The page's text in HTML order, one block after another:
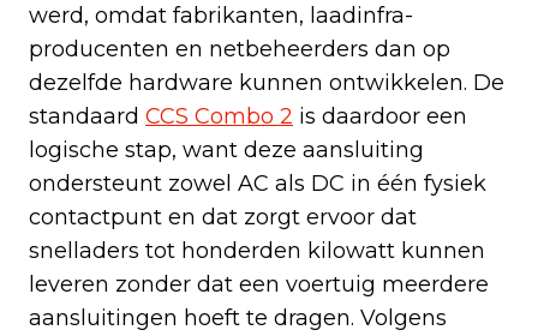
werd, omdat fabrikanten, laadinfra-
producenten en netbeheerders dan op
dezelfde hardware kunnen ontwikkelen. De
standaard CCS Combo 2 is daardoor een
logische stap, want deze aansluiting
ondersteunt zowel AC als DC in één fysiek
contactpunt en dat zorgt ervoor dat
snelladers tot honderden kilowatt kunnen
leveren zonder dat een voertuig meerdere
aansluitingen hoeft te dragen. Volgens